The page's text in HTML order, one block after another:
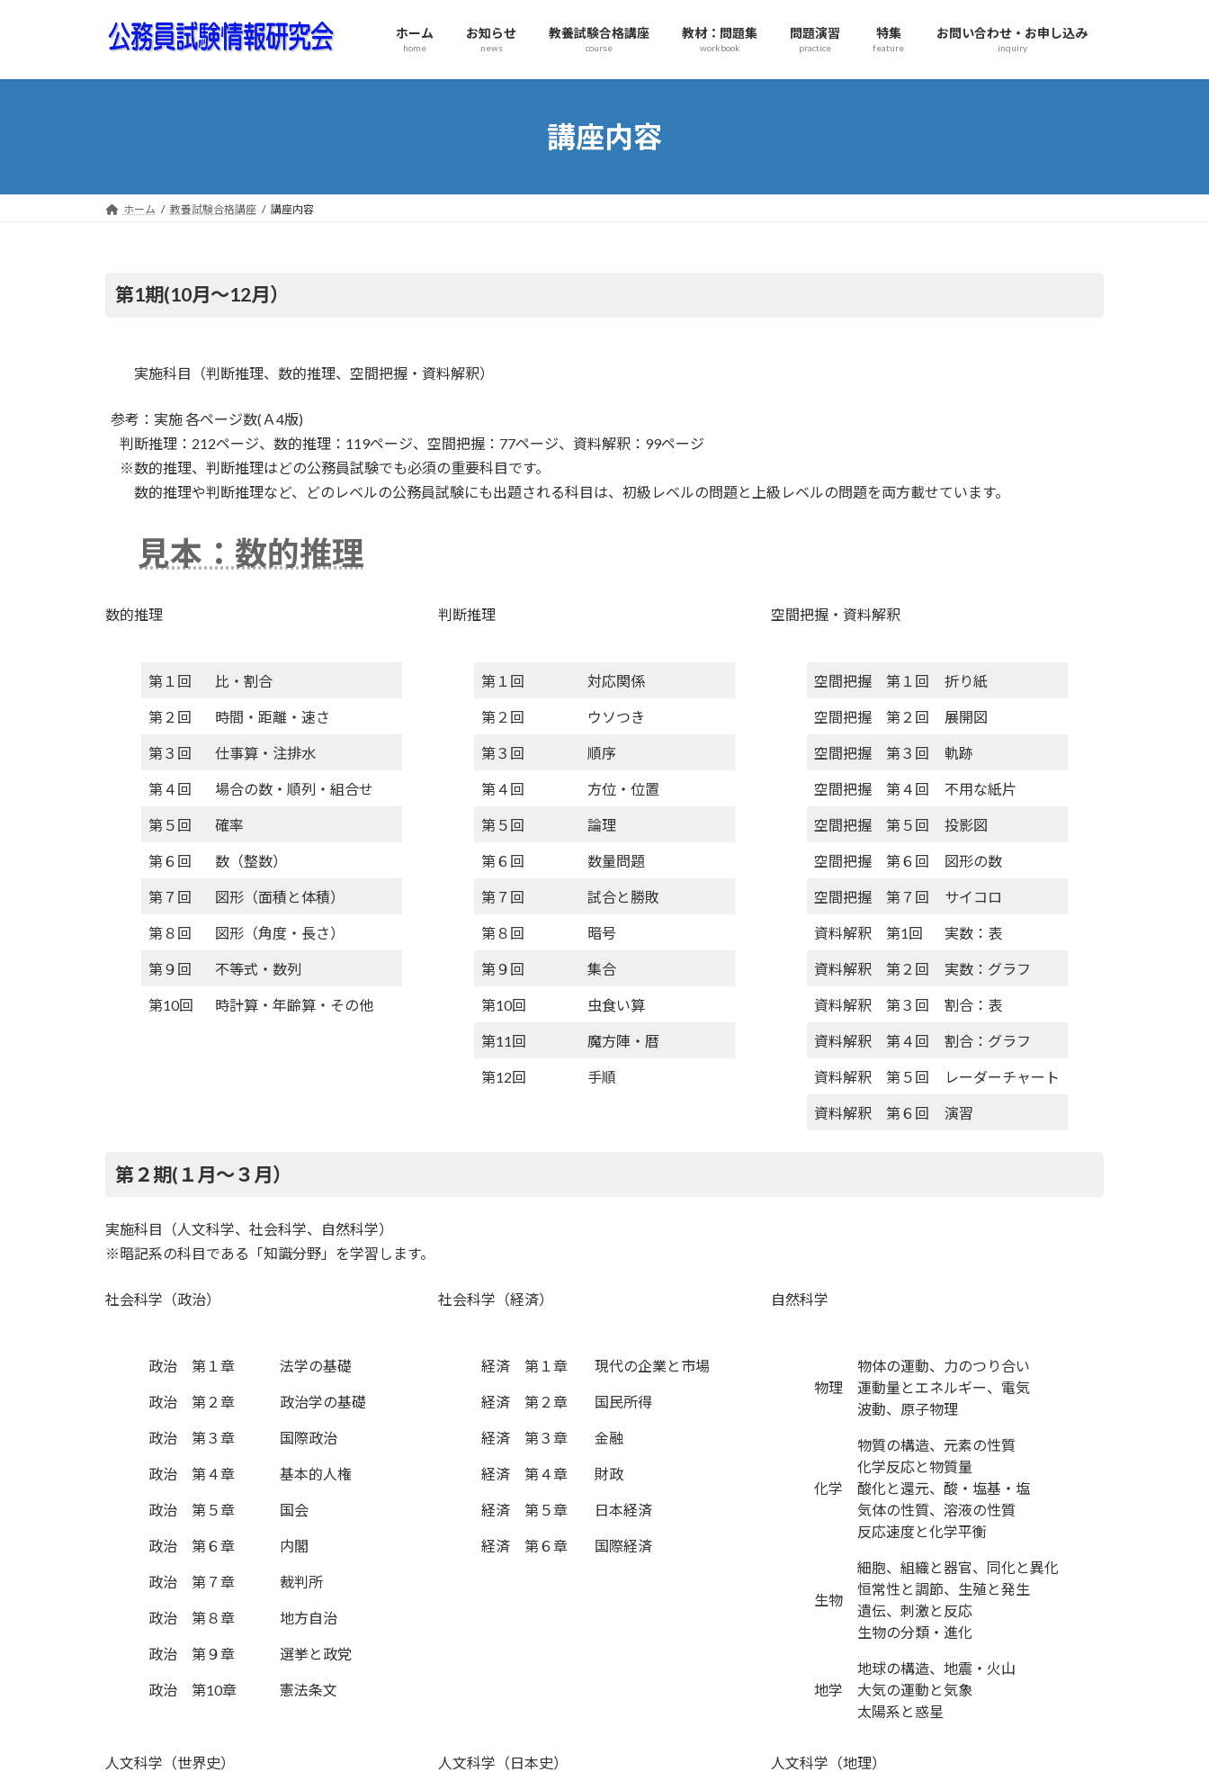
ン
ー
ホーム
home
お知らせ
news
教養試験合格講座
course
教材：問題集
workbook
問題演習
practice
特集
feature
お問い合わせ・お申し込み
inquiry
講座内容
ホーム 教養試験合格講座 講座内容
第1期(10月〜12月）
実施科目（判断推理、数的推理、空間把握・資料解釈）
参考：実施 各ページ数(Ａ4版)
判断推理：212ページ、数的推理：119ページ、空間把握：77ページ、資料解釈：99ページ
※数的推理、判断推理はどの公務員試験でも必須の重要科目です。
数的推理や判断推理など、どのレベルの公務員試験にも出題される科目は、初級レベルの問題と上級レベルの問題を両方載せています。
見本：数的推理
数的推理 判断推理 空間把握・資料解釈
第１回 比・割合
第２回 時間・距離・速さ
第３回 仕事算・注排水
第４回 場合の数・順列・組合せ
第５回 確率
第６回 数（整数）
第７回 図形（面積と体積）
第８回 図形（角度・長さ）
第９回 不等式・数列
第10回 時計算・年齢算・その他
第１回 対応関係
第２回 ウソつき
第３回 順序
第４回 方位・位置
第５回 論理
第６回 数量問題
第７回 試合と勝敗
第８回 暗号
第９回 集合
第10回 虫食い算
第11回 魔方陣・暦
第12回 手順
空間把握 第１回 折り紙
空間把握 第２回 展開図
空間把握 第３回 軌跡
空間把握 第４回 不用な紙片
空間把握 第５回 投影図
空間把握 第６回 図形の数
空間把握 第７回 サイコロ
資料解釈 第1回 実数：表
資料解釈 第２回 実数：グラフ
資料解釈 第３回 割合：表
資料解釈 第４回 割合：グラフ
資料解釈 第５回 レーダーチャート
資料解釈 第６回 演習
第２期(１月〜３月）
実施科目（人文科学、社会科学、自然科学）
※暗記系の科目である「知識分野」を学習します。
社会科学（政治） 社会科学（経済） 自然科学
政治 第１章 法学の基礎
政治 第２章 政治学の基礎
政治 第３章 国際政治
政治 第４章 基本的人権
政治 第５章 国会
政治 第６章 内閣
政治 第７章 裁判所
政治 第８章 地方自治
政治 第９章 選挙と政党
政治 第10章 憲法条文
経済 第１章 現代の企業と市場
経済 第２章 国民所得
経済 第３章 金融
経済 第４章 財政
経済 第５章 日本経済
経済 第６章 国際経済
物理
物体の運動、力のつり合い
運動量とエネルギー、電気
波動、原子物理
化学
物質の構造、元素の性質
化学反応と物質量
酸化と還元、酸・塩基・塩
気体の性質、溶液の性質
反応速度と化学平衡
生物
細胞、組織と器官、同化と異化
恒常性と調節、生殖と発生
遺伝、刺激と反応
生物の分類・進化
地学
地球の構造、地震・火山
大気の運動と気象
太陽系と惑星
人文科学（世界史） 人文科学（日本史） 人文科学（地理）